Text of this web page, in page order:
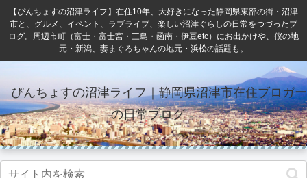
【ぴんちょすの沼津ライフ】在住10年、大好きになった静岡県東部の街・沼津
市と、グルメ、イベント、ラブライブ、楽しい沼津ぐらしの日常をつづったブ
ログ。周辺市町（富士・富士宮・三島・函南・伊豆etc）にお出かけや、僕の地
元・新潟、妻まぐろちゃんの地元・浜松の話題も。
ぴんちょすの沼津ライフ｜静岡県沼津市在住ブロガー
の日常ブログ